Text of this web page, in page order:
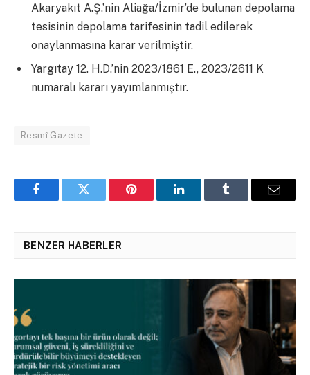
Akaryakıt A.Ş.’nin Aliağa/İzmir’de bulunan depolama
tesisinin depolama tarifesinin tadil edilerek
onaylanmasına karar verilmiştir.
Yargıtay 12. H.D.’nin 2023/1861 E., 2023/2611 K
numaralı kararı yayımlanmıştır.
Resmî Gazete
FacebookTwitter Pinterest LinkedInTumblr Email
BENZER HABERLER